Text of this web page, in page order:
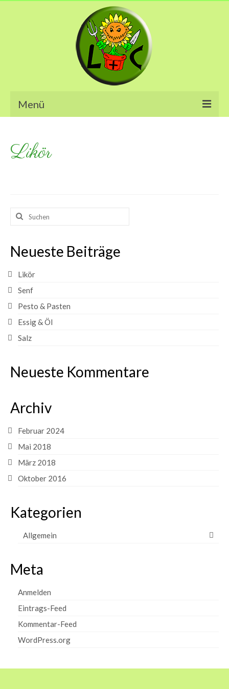
Menü
Marmeladen
Salz
Senf
Hosen
Walkjacken
Walkwesten
Walkanzüge
Mützen
Mützen gefüttert
Stirnbänder
Walkröcke
Walkröcke für Frauen
Likör
Suche
nach:
Neueste Beiträge
Likör
Senf
Pesto & Pasten
Essig & Öl
Salz
Neueste Kommentare
Archiv
Februar 2024
Mai 2018
März 2018
Oktober 2016
Kategorien
Allgemein
Meta
Anmelden
Eintrags-Feed
Kommentar-Feed
WordPress.org